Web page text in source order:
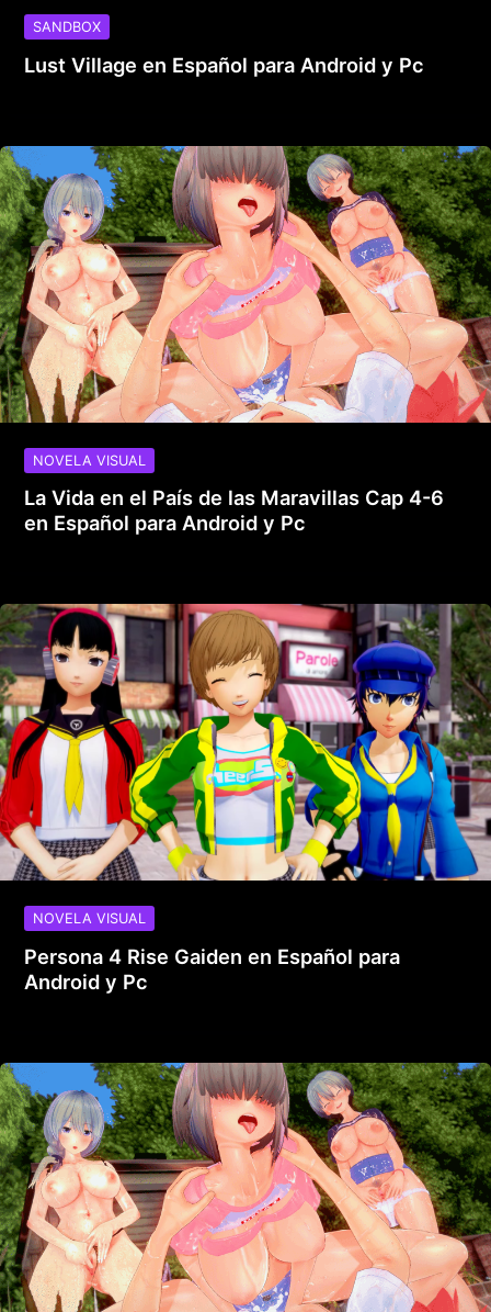
SANDBOX
Lust Village en Español para Android y Pc
NOVELA VISUAL
La Vida en el País de las Maravillas Cap 4-6
en Español para Android y Pc
NOVELA VISUAL
Persona 4 Rise Gaiden en Español para
Android y Pc